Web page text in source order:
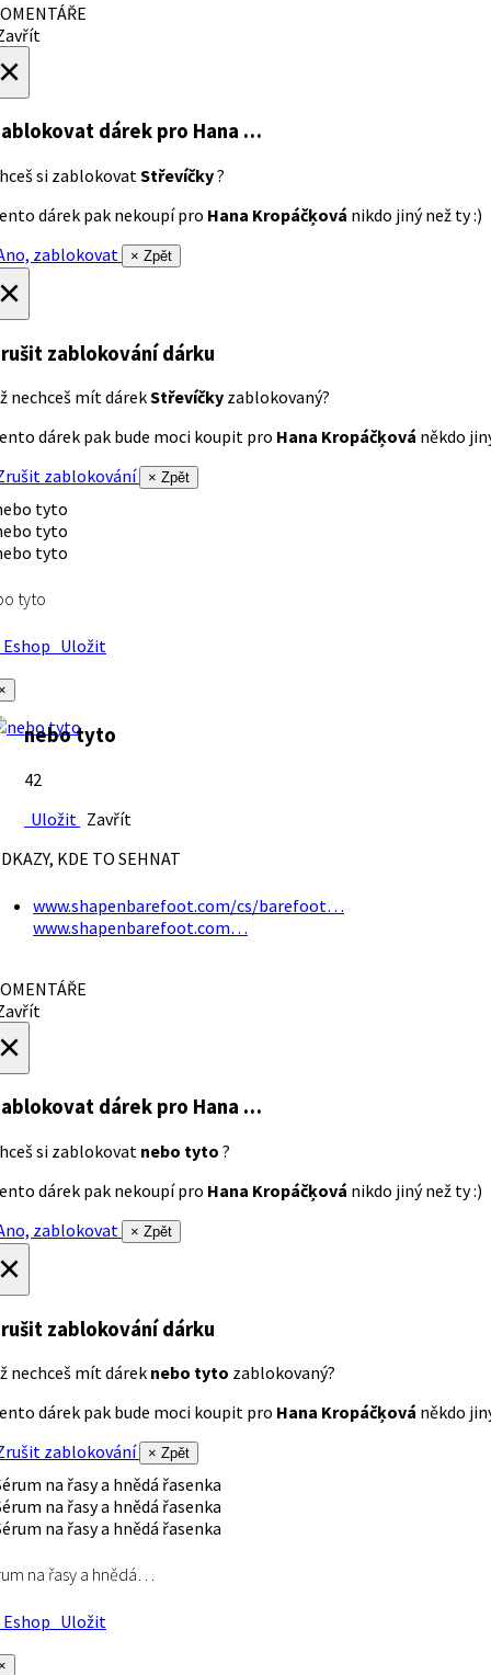
dárek pro Hana …
si zablokovat Střevíčky?
dárek pak nekoupí pro Hana Kropáčķová nikdo jiný než ty :)
zablokovat
× Zpět
zablokování dárku
nechceš mít dárekStřevíčky zablokovaný?
dárek pak bude moci koupit pro Hana Kropáčķová někdo
zablokování
× Zpět
tyto
Uložit
nebo tyto
42
Uložit Zavřít
KDE TO SEHNAT
www.shapenbarefoot.com/cs/barefoot…
www.shapenbarefoot.com…
dárek pro Hana …
si zablokovat nebo tyto ?
dárek pak nekoupí pro Hana Kropáčķová nikdo jiný než ty :)
zablokovat
× Zpět
zablokování dárku
nechceš mít dárek nebo tyto zablokovaný?
dárek pak bude moci koupit pro Hana Kropáčķová někdo
zablokování
× Zpět
na řasy a hnědá…
Uložit